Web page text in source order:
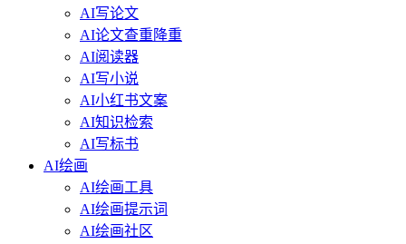
AI写论文
AI论文查重降重
AI阅读器
AI写小说
AI小红书文案
AI知识检索
AI写标书
AI绘画
AI绘画工具
AI绘画提示词
AI绘画社区